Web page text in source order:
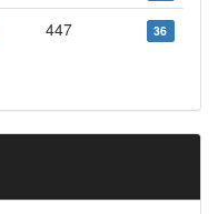
447 36